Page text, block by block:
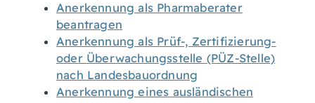
Anerkennung als Pharmaberater
beantragen
Anerkennung als Prüf-, Zertifizierung-
oder Überwachungsstelle (PÜZ-Stelle)
nach Landesbauordnung
Anerkennung eines ausländischen